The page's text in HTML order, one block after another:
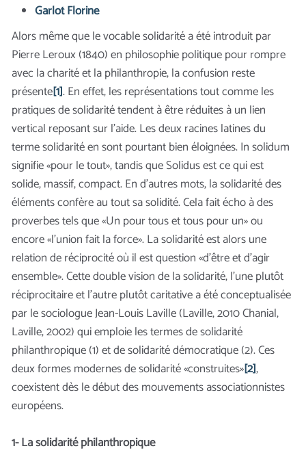
Garlot Florine
Alors même que le vocable solidarité a été introduit par
Pierre Leroux (1840) en philosophie politique pour rompre
avec la charité et la philanthropie, la confusion reste
présente[1]. En effet, les représentations tout comme les
pratiques de solidarité tendent à être réduites à un lien
vertical reposant sur l’aide. Les deux racines latines du
terme solidarité en sont pourtant bien éloignées. In solidum
signifie «pour le tout», tandis que Solidus est ce qui est
solide, massif, compact. En d’autres mots, la solidarité des
éléments confère au tout sa solidité. Cela fait écho à des
proverbes tels que «Un pour tous et tous pour un» ou
encore «l’union fait la force». La solidarité est alors une
relation de réciprocité où il est question «d’être et d’agir
ensemble». Cette double vision de la solidarité, l’une plutôt
réciprocitaire et l’autre plutôt caritative a été conceptualisée
par le sociologue Jean-Louis Laville (Laville, 2010 Chanial,
Laville, 2002) qui emploie les termes de solidarité
philanthropique (1) et de solidarité démocratique (2). Ces
deux formes modernes de solidarité «construites»[2],
coexistent dès le début des mouvements associationnistes
européens.
1- La solidarité philanthropique